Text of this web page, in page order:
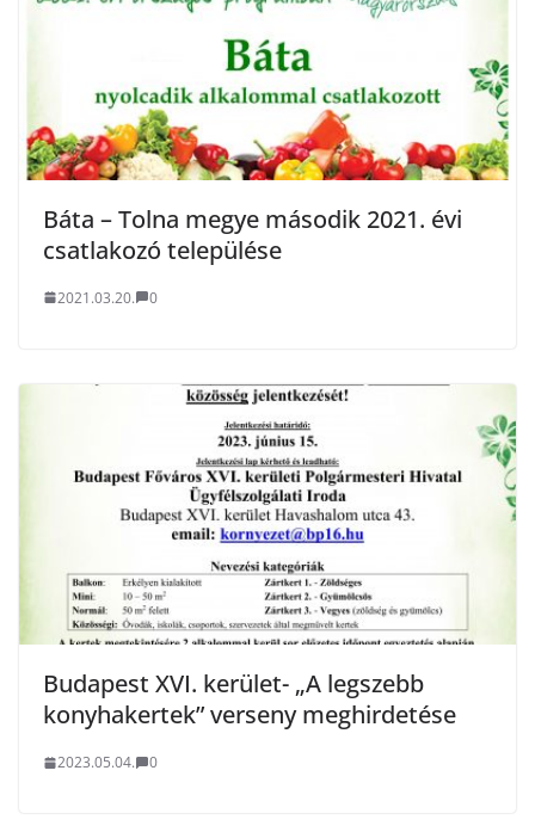
Báta – Tolna megye második 2021. évi
csatlakozó települése
2021.03.20. 0
Budapest XVI. kerület- „A legszebb
konyhakertek” verseny meghirdetése
2023.05.04. 0